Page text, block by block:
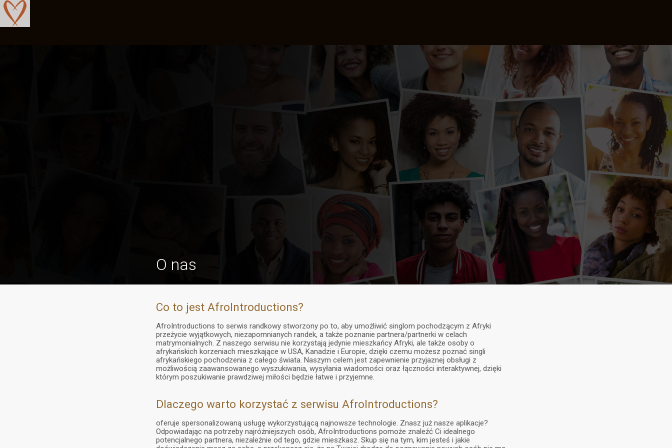
O nas
Co to jest AfroIntroductions?
AfroIntroductions to serwis randkowy stworzony po to, aby umożliwić singlom pochodzącym z Afryki
przeżycie wyjątkowych, niezapomnianych randek, a także poznanie partnera/partnerki w celach
matrymonialnych. Z naszego serwisu nie korzystają jedynie mieszkańcy Afryki, ale także osoby o
afrykańskich korzeniach mieszkające w USA, Kanadzie i Europie, dzięki czemu możesz poznać singli
afrykańskiego pochodzenia z całego świata. Naszym celem jest zapewnienie przyjaznej obsługi z
możliwością zaawansowanego wyszukiwania, wysyłania wiadomości oraz łączności interaktywnej, dzięki
którym poszukiwanie prawdziwej miłości będzie łatwe i przyjemne.
Dlaczego warto korzystać z serwisu AfroIntroductions?
oferuje spersonalizowaną usługę wykorzystującą najnowsze technologie. Znasz już nasze aplikacje?
Odpowiadając na potrzeby najróżniejszych osób, AfroIntroductions pomoże znaleźć Ci idealnego
potencjalnego partnera, niezależnie od tego, gdzie mieszkasz. Skup się na tym, kim jesteś i jakie